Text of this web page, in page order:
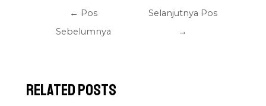
← Pos
Sebelumnya
Selanjutnya Pos
→
Related Posts